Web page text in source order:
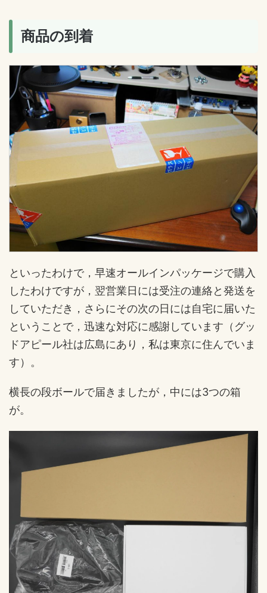
商品の到着
といったわけで，早速オールインパッケージで購入
したわけですが，翌営業日には受注の連絡と発送を
していただき，さらにその次の日には自宅に届いた
ということで，迅速な対応に感謝しています（グッ
ドアピール社は広島にあり，私は東京に住んでいま
す）。
横長の段ボールで届きましたが，中には3つの箱
が。